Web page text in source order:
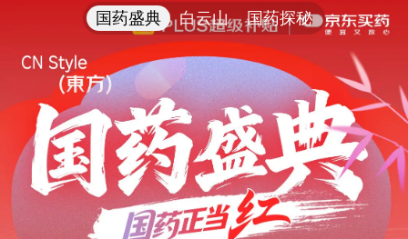
国药盛典 白云山 国药探秘